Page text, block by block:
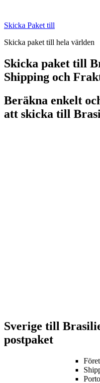
content
Skicka Paket till
Skicka paket till hela världen
Skicka paket till
Shipping och
Beräkna enkelt
att skicka till
Sverige till
postpaket